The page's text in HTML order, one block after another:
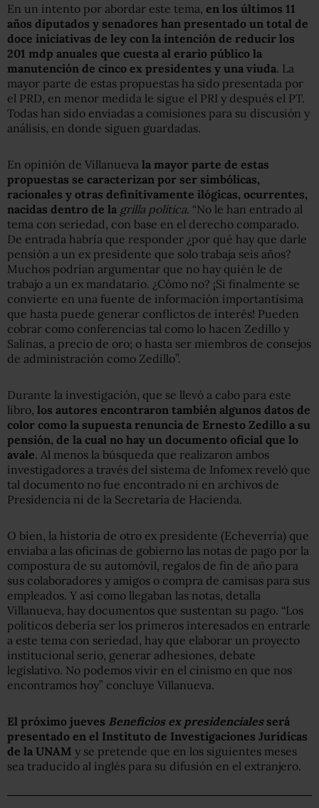
En un intento por abordar este tema, en los últimos 11
años diputados y senadores han presentado un total de
doce iniciativas de ley con la intención de reducir los
201 mdp anuales que cuesta al erario público la
manutención de cinco ex presidentes y una viuda. La
mayor parte de estas propuestas ha sido presentada por
el PRD, en menor medida le sigue el PRI y después el PT.
Todas han sido enviadas a comisiones para su discusión y
análisis, en donde siguen guardadas.
En opinión de Villanueva la mayor parte de estas
propuestas se caracterizan por ser simbólicas,
racionales y otras definitivamente ilógicas, ocurrentes,
nacidas dentro de la grilla política. “No le han entrado al
tema con seriedad, con base en el derecho comparado.
De entrada habría que responder ¿por qué hay que darle
pensión a un ex presidente que solo trabaja seis años?
Muchos podrían argumentar que no hay quién le de
trabajo a un ex mandatario. ¿Cómo no? ¡Si finalmente se
convierte en una fuente de información importantísima
que hasta puede generar conflictos de interés! Pueden
cobrar como conferencias tal como lo hacen Zedillo y
Salinas, a precio de oro; o hasta ser miembros de consejos
de administración como Zedillo”.
Durante la investigación, que se llevó a cabo para este
libro, los autores encontraron también algunos datos de
color como la supuesta renuncia de Ernesto Zedillo a su
pensión, de la cual no hay un documento oficial que lo
avale. Al menos la búsqueda que realizaron ambos
investigadores a través del sistema de Infomex reveló que
tal documento no fue encontrado ni en archivos de
Presidencia ni de la Secretaría de Hacienda.
O bien, la historia de otro ex presidente (Echeverría) que
enviaba a las oficinas de gobierno las notas de pago por la
compostura de su automóvil, regalos de fin de año para
sus colaboradores y amigos o compra de camisas para sus
empleados. Y así como llegaban las notas, detalla
Villanueva, hay documentos que sustentan su pago. “Los
políticos debería ser los primeros interesados en entrarle
a este tema con seriedad, hay que elaborar un proyecto
institucional serio, generar adhesiones, debate
legislativo. No podemos vivir en el cinismo en que nos
encontramos hoy” concluye Villanueva.
El próximo jueves Beneficios ex presidencialesserá
presentado en el Instituto de Investigaciones Jurídicas
de la UNAM y se pretende que en los siguientes meses
sea traducido al inglés para su difusión en el extranjero.